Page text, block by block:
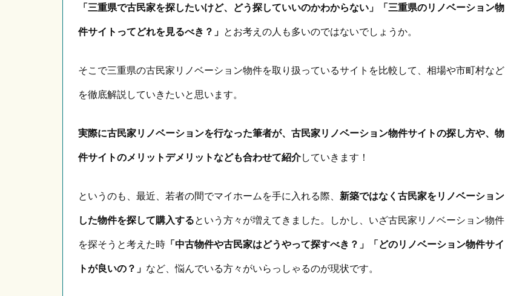
「三重県で古民家を探したいけど、どう探していいのかわからない」「三重県のリノベーション物
件サイトってどれを見るべき？」 とお考えの人も多いのではないでしょうか。
そこで三重県の古民家リノベーション物件を取り扱っているサイトを比較して、相場や市町村など
を徹底解説していきたいと思います。
実際に古民家リノベーションを行なった筆者が、古民家リノベーション物件サイトの探し方や、物
件サイトのメリットデメリットなども合わせて紹介していきます！
というのも、最近、若者の間でマイホームを手に入れる際、 新築ではなく古民家をリノベーション
した物件を探して購入するという方々が増えてきました。しかし、いざ古民家リノベーション物件
を探そうと考えた時 「中古物件や古民家はどうやって探すべき？」「どのリノベーション物件サイ
トが良いの？」 など、悩んでいる方々がいらっしゃるのが現状です。